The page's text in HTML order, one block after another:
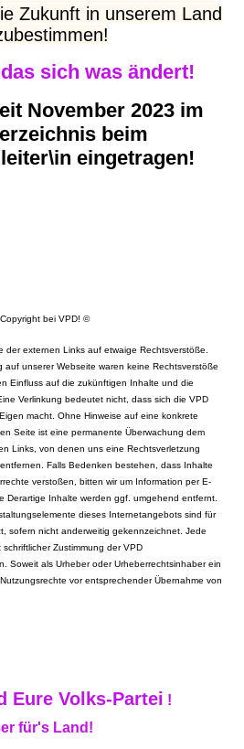
Zukunft in unserem Land
sich was ändert!
November 2023 im
beim
eingetragen!
bei VPD! ©
der externen Links auf etwaige Rechtsverstöße.
auf unserer Webseite waren keine Rechtsverstöße
Einfluss auf die zukünftigen Inhalte und die
Verlinkung bedeutet nicht, dass sich die VPD
macht. Ohne Hinweise auf eine konkrete
Seite ist eine permanente Überwachung dem
Links, von denen uns eine Rechtsverletzung
Falls Bedenken bestehen, dass Inhalte
verstoßen, bitten wir um Information per E-
Derartige Inhalte werden ggf. umgehend entfernt.
dieses Internetangebots sind für
sofern nicht anderweitig gekennzeichnet. Jede
Zustimmung der VPD
Soweit als Urheber oder Urheberrechtsinhaber ein
vor entsprechender Übernahme von
Eure Volks-Partei !
für's Land!